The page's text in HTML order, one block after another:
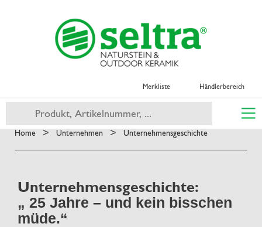
Merkliste Händlerbereich
Home > Unternehmen > Unternehmens­geschichte
Unternehmens­geschichte:
„ 25 Jahre – und kein bisschen
müde.“